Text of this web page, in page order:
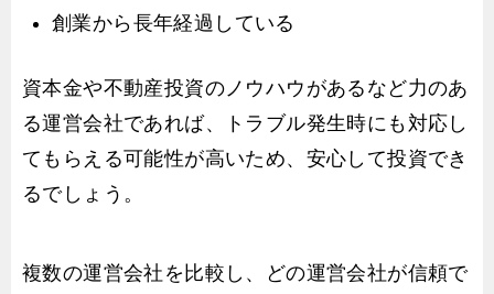
創業から長年経過している
資本金や不動産投資のノウハウがあるなど力のあ
る運営会社であれば、トラブル発生時にも対応し
てもらえる可能性が高いため、安心して投資でき
るでしょう。
複数の運営会社を比較し、どの運営会社が信頼で